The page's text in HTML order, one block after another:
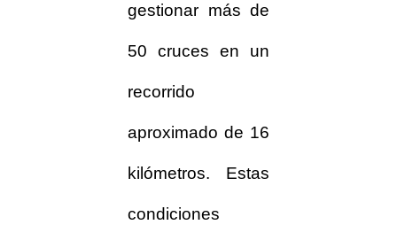
gestionar más de
50 cruces en un
recorrido
aproximado de 16
kilómetros. Estas
condiciones